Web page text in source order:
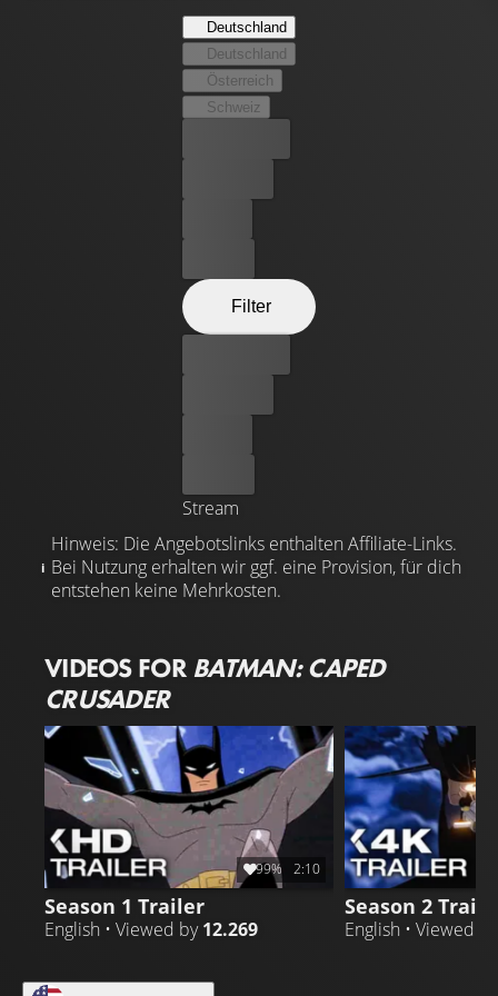
Kreuzzug für Gerechtigkeit zieht unerwartete Verbündete
im GCPD und im Rathaus an, aber seine heldenhaften
Taten ziehen tödliche, unvorhergesehene Konsequenzen
Deutschland
Deutschland
Österreich
Schweiz
Filter
Stream
Hinweis: Die Angebotslinks enthalten Affiliate-Links.
Bei Nutzung erhalten wir ggf. eine Provision, für dich
entstehen keine Mehrkosten.
VIDEOS FORBATMAN: CAPED
CRUSADER
99% 2:10
Season 1 Trailer
English • Viewed by12.269
Season 2
English • Viewed